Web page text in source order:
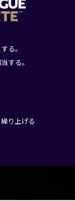
る。
する。
り上げる